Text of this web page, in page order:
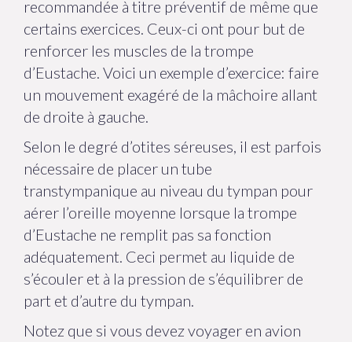
recommandée à titre préventif de même que
certains exercices. Ceux-ci ont pour but de
renforcer les muscles de la trompe
d’Eustache. Voici un exemple d’exercice: faire
un mouvement exagéré de la mâchoire allant
de droite à gauche.
Selon le degré d’otites séreuses, il est parfois
nécessaire de placer un tube
transtympanique au niveau du tympan pour
aérer l’oreille moyenne lorsque la trompe
d’Eustache ne remplit pas sa fonction
adéquatement. Ceci permet au liquide de
s’écouler et à la pression de s’équilibrer de
part et d’autre du tympan.
Notez que si vous devez voyager en avion